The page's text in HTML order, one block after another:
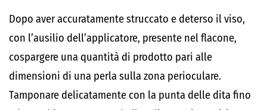
Dopo aver accuratamente struccato e deterso il viso,
con l’ausilio dell’applicatore, presente nel flacone,
cospargere una quantità di prodotto pari alle
dimensioni di una perla sulla zona perioculare.
Tamponare delicatamente con la punta delle dita fino